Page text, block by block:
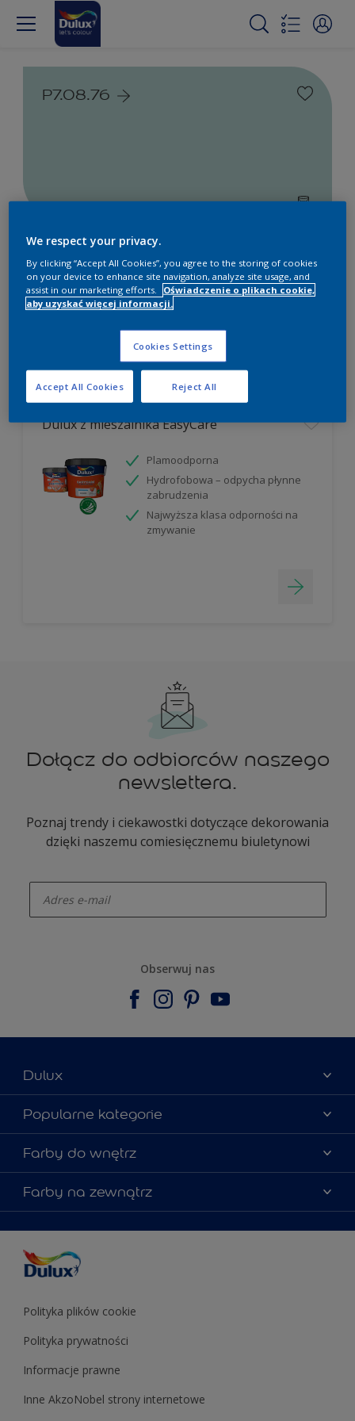
P7.08.76
Farby białe i kolorowe do
wnętrz i na zewnątrz
1Produkty znalezione
Filter
Dulux z mieszalnika EasyCare
Plamoodporna
Hydrofobowa – odpycha płynne
zabrudzenia
Najwyższa klasa odporności na
zmywanie
Dołącz do odbiorców naszego
newslettera.
Poznaj trendy i ciekawostki dotyczące dekorowania
dzięki naszemu comiesięcznemu biuletynowi
Obserwuj nas
Dulux
Materiały marketingowe
Mapa strony
Kontakt
Zgodność kolorów
Popularne kategorie
Kolory farb
Porady ekspertów
Zainspiruj się
Znajdź sklep
Farby do wnętrz
Farby do ścian
Farby uniwersalne
Podkłady i grunty
Testery farb
Farby do sufitów
Farby na zewnątrz
Farby uniwersalne
Podkłady i grunty
Polityka plików cookie
Polityka prywatności
Informacje prawne
Inne AkzoNobel strony internetowe
We respect your privacy.
By clicking “Accept All Cookies”, you agree to the storing of cookies
on your device to enhance site navigation, analyze site usage, and
assist in our marketing efforts.
Oświadczenie o plikach cookie,
aby uzyskać więcej informacji.
Cookies Settings
Reject All
Accept All Cookies